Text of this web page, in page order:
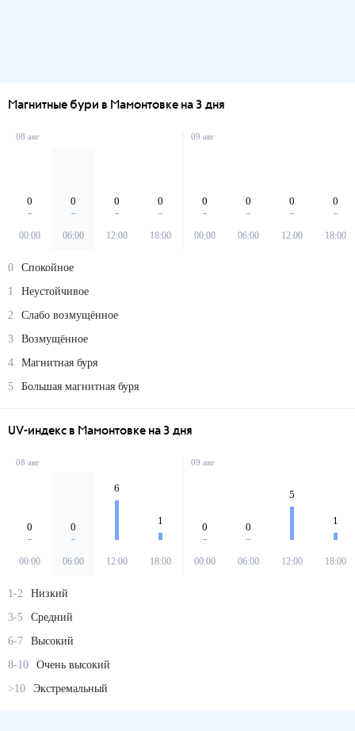
Магнитные бури в Мамонтовке на 3 дня
08 авг
0
00:00
0
06:00
0
12:00
0
18:00
09 авг
0
00:00
0
06:00
0
12:00
0
18:00
0
Спокойное
1
Неустойчивое
2
Слабо возмущённое
3
Возмущённое
4
Магнитная буря
5
Большая магнитная буря
UV-индекс в Мамонтовке на 3 дня
08 авг
0
00:00
0
06:00
6
12:00
1
18:00
09 авг
0
00:00
0
06:00
5
12:00
1
18:00
1-2
Низкий
3-5
Средний
6-7
Высокий
8-10
Очень высокий
>10
Экстремальный